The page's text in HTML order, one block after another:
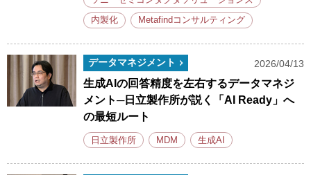
内製化 Metafindコンサルティング
データマネジメント 2026/04/13
生成AIの回答精度を左右するデータマネジ
メント─日立製作所が説く「AI Ready」へ
の最短ルート
日立製作所 MDM 生成AI